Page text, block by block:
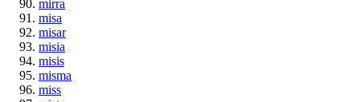
mirra
misa
misar
misia
misis
misma
miss